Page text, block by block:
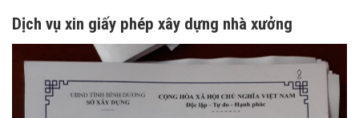
Dịch vụ xin giấy phép xây dựng nhà xưởng